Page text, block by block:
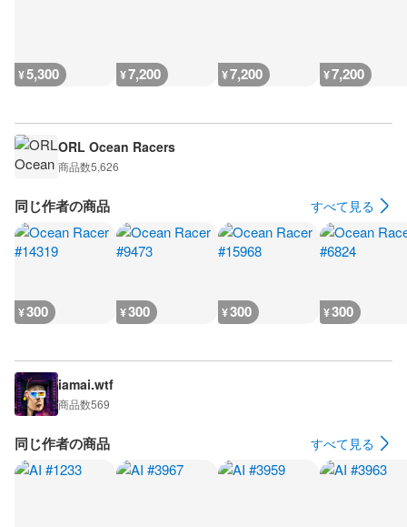
¥5,300 ¥7,200 ¥7,200 ¥7,200
ORL Ocean Racers
商品数5,626
同じ作者の商品 すべて見る
¥300 ¥300 ¥300 ¥300
iamai.wtf
商品数569
同じ作者の商品 すべて見る